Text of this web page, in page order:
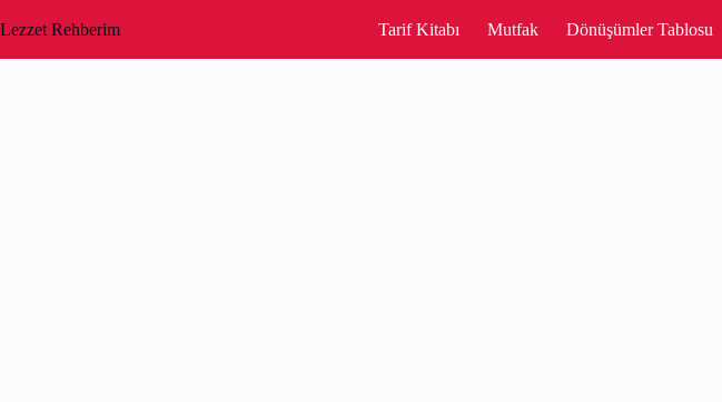
to
Lezzet Rehberim Tarif Kitabı Mutfak Dönüşümler Tablosu